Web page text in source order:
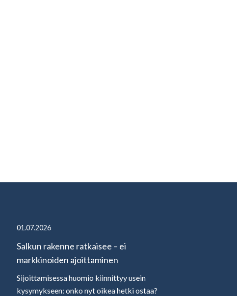
01.07.2026
Salkun rakenne ratkaisee – ei
markkinoiden ajoittaminen
Sijoittamisessa huomio kiinnittyy usein
kysymykseen: onko nyt oikea hetki ostaa?